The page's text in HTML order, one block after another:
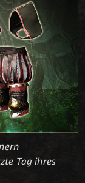
Tag ihres